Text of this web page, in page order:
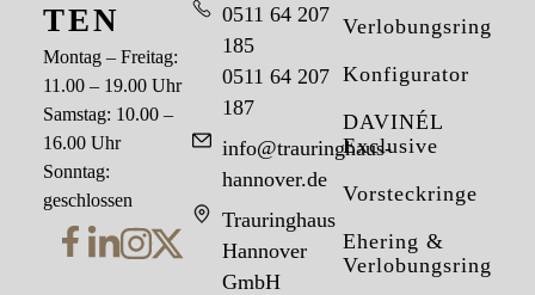
Verlobungsringe
Konfigurator
DAVINÉL
Exclusive
Vorsteckringe
Ehering &
Verlobungsring
0511 64 207
185
0511 64 207
187
info@trauringhaus-
hannover.de
Trauringhaus
Hannover
GmbH
TEN
Montag – Freitag:
11.00 – 19.00 Uhr
Samstag: 10.00 –
16.00 Uhr
Sonntag:
geschlossen